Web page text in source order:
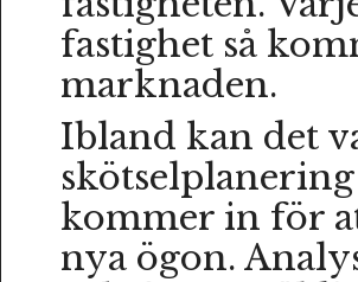
fastighet så
marknaden.
Ibland kan det
kommer in för
nya ögon.